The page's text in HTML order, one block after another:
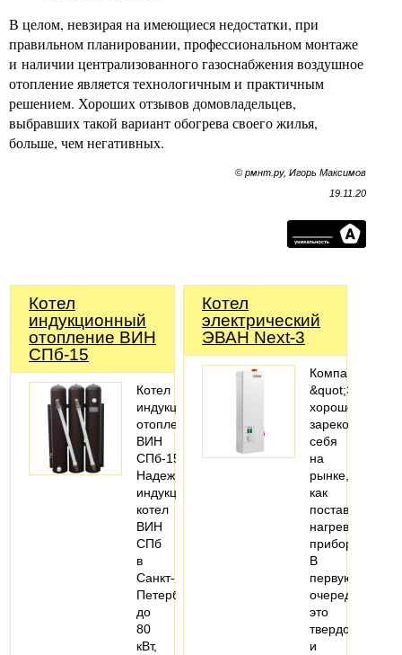
В целом, невзирая на имеющиеся недостатки, при
правильном планировании, профессиональном монтаже
и наличии централизованного газоснабжения воздушное
отопление является технологичным и практичным
решением. Хороших отзывов домовладельцев,
выбравших такой вариант обогрева своего жилья,
больше, чем негативных.
© рмнт.ру, Игорь Максимов
19.11.20
Котел
индукционный
отопление ВИН
СПб-15
Котел
индукционный
отопление
ВИН
СПб-15.
Надежный
индукционный
котел
ВИН
СПб
в
Санкт-
Петербурге
до
80
кВт,
Котел
электрический
ЭВАН Next-3
Компания
хорошо
себя
на
рынке,
как
поставщик
приборов.
В
первую
очередь
это
и